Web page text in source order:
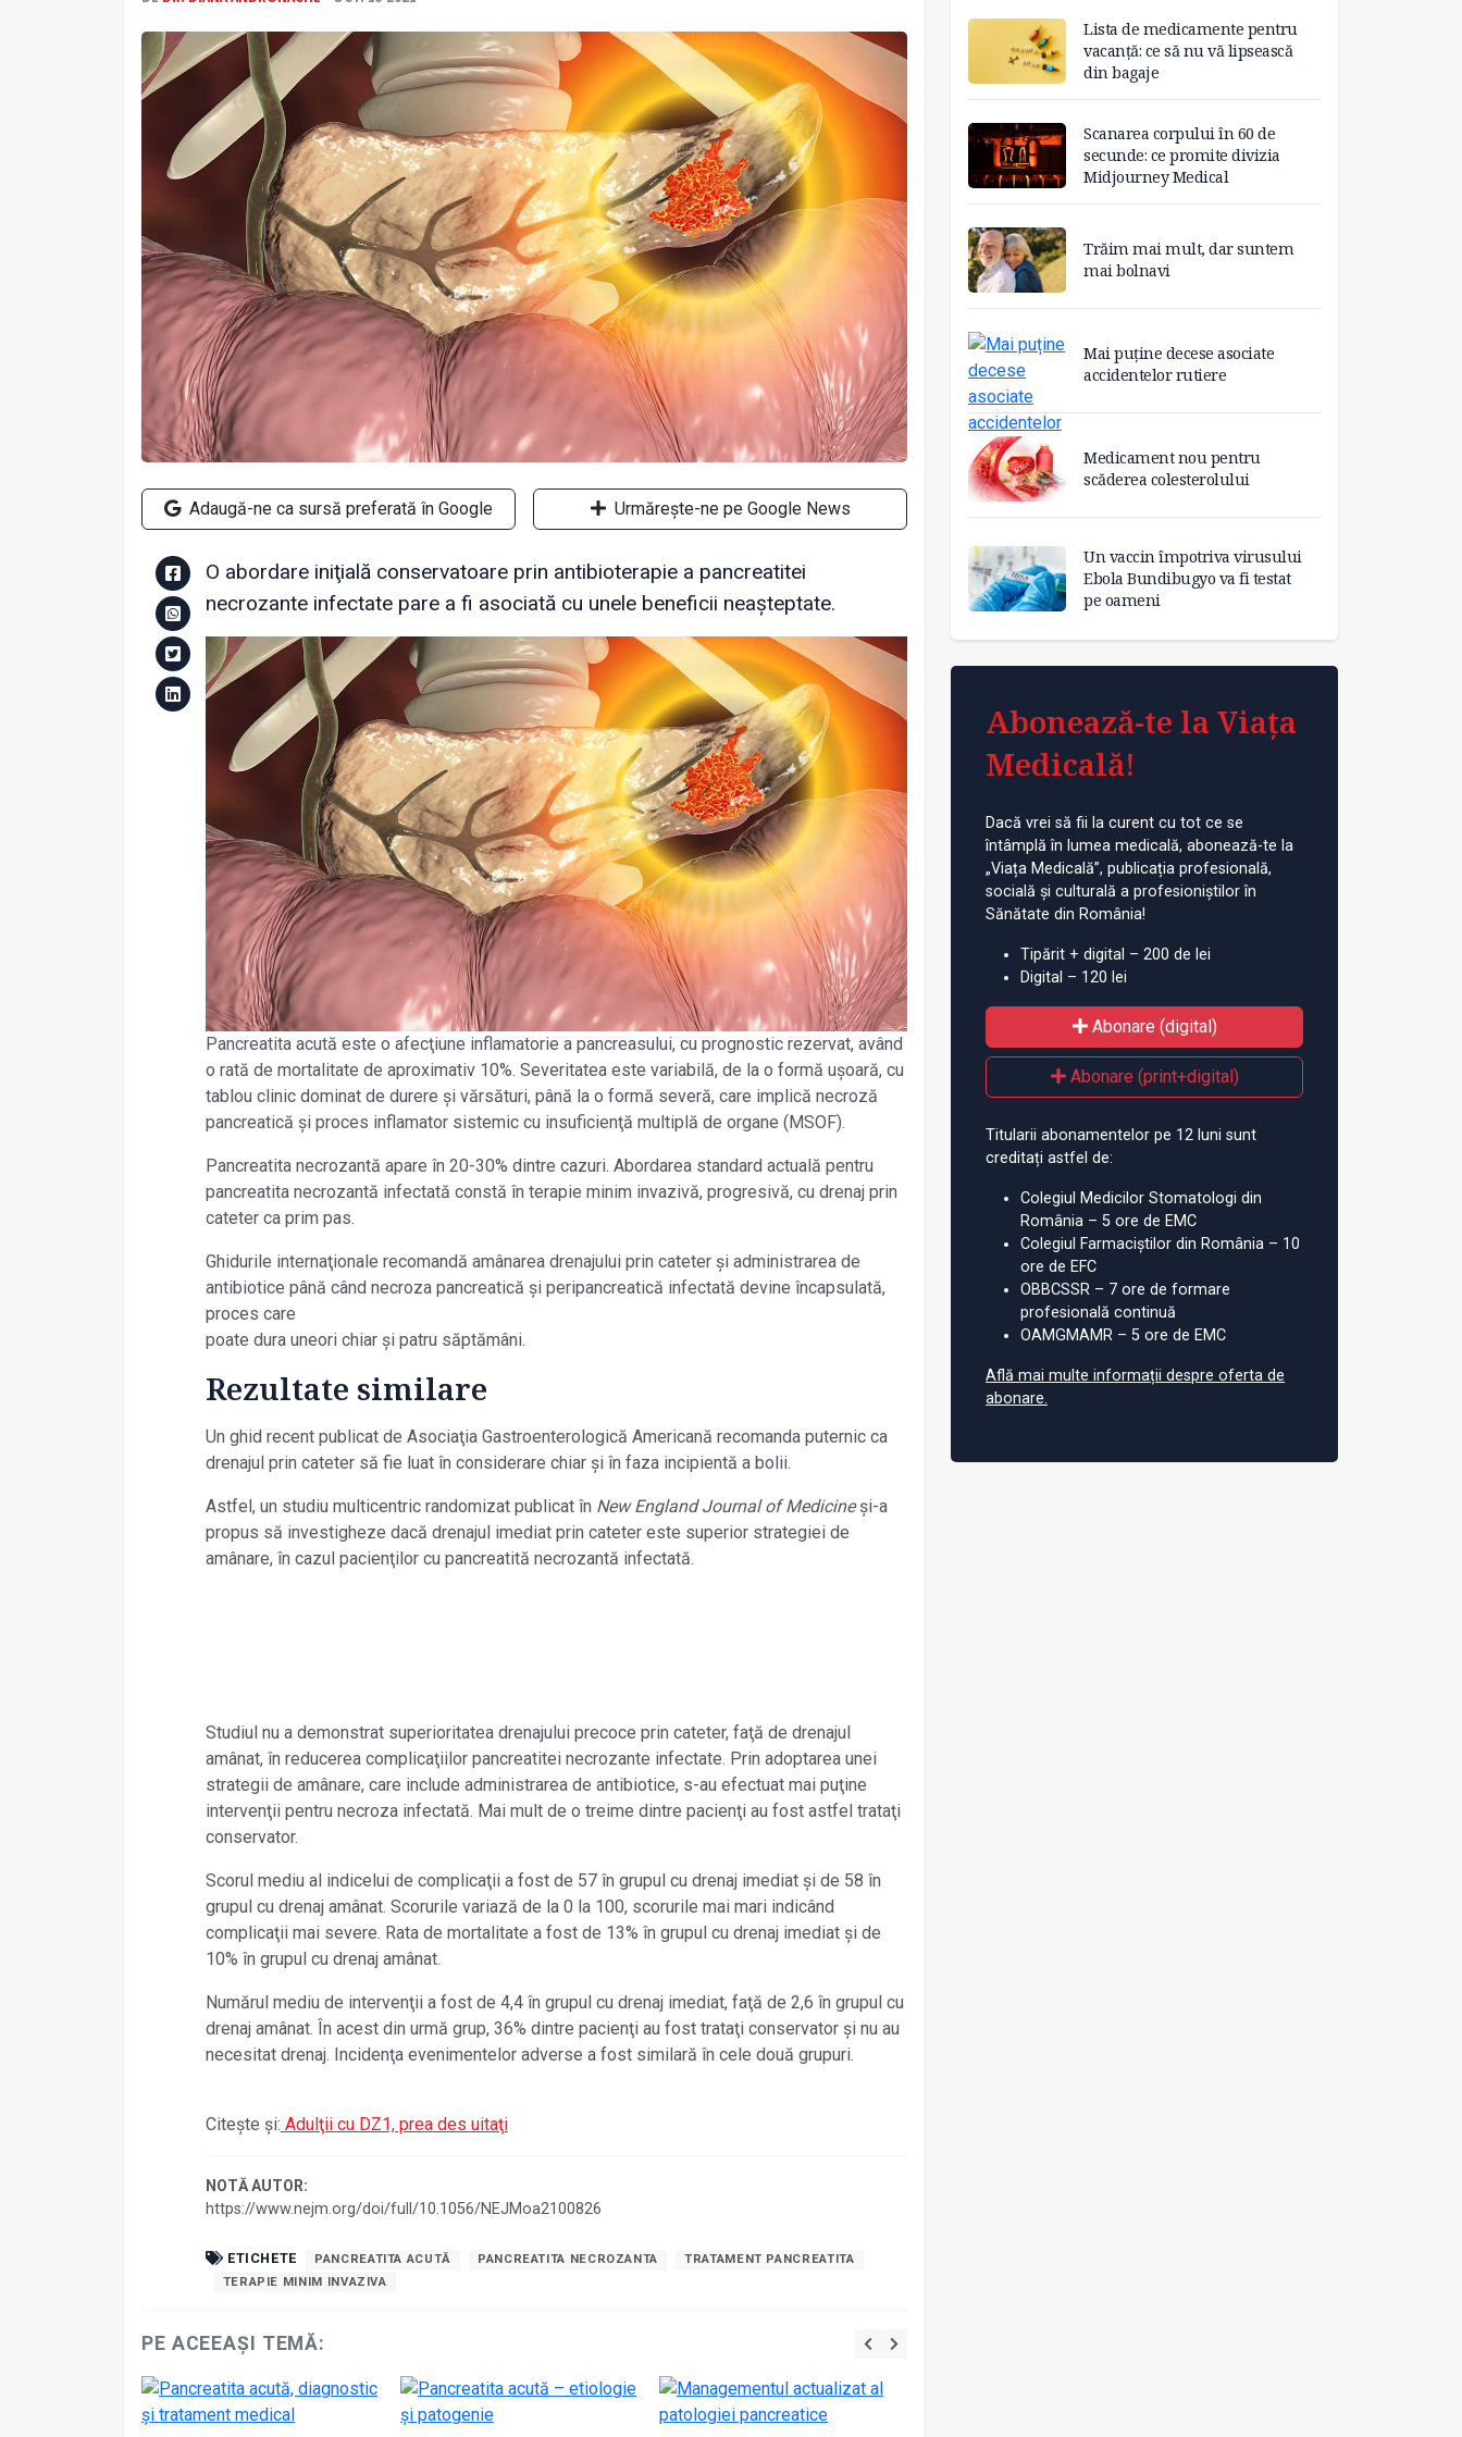
Adaugă-ne ca sursă preferată în Google Urmărește-ne pe Google News
O abordare iniţială conservatoare prin antibioterapie a pancreatitei
necrozante infectate pare a fi asociată cu unele beneficii neașteptate.
Pancreatita acută este o afecţiune inflamatorie a pancreasului, cu prognostic rezervat, având
o rată de mortalitate de aproximativ 10%. Severitatea este variabilă, de la o formă ușoară, cu
tablou clinic dominat de durere și vărsături, până la o formă severă, care implică necroză
pancreatică și proces inflamator sistemic cu insuficienţă multiplă de organe (MSOF).
Pancreatita necrozantă apare în 20-30% dintre cazuri. Abordarea standard actuală pentru
pancreatita necrozantă infectată constă în terapie minim invazivă, progresivă, cu drenaj prin
cateter ca prim pas.
Ghidurile internaţionale recomandă amânarea drenajului prin cateter și administrarea de
antibiotice până când necroza pancreatică și peripancreatică infectată devine încapsulată,
proces care
poate dura uneori chiar și patru săptămâni.
Rezultate similare
Un ghid recent publicat de Asociaţia Gastroenterologică Americană recomanda puternic ca
drenajul prin cateter să fie luat în considerare chiar și în faza incipientă a bolii.
Astfel, un studiu multicentric randomizat publicat în New England Journal of Medicineși-a
propus să investigheze dacă drenajul imediat prin cateter este superior strategiei de
amânare, în cazul pacienţilor cu pancreatită necrozantă infectată.
Studiul nu a demonstrat superioritatea drenajului precoce prin cateter, faţă de drenajul
amânat, în reducerea complicaţiilor pancreatitei necrozante infectate. Prin adoptarea unei
strategii de amânare, care include administrarea de antibiotice, s-au efectuat mai puţine
intervenţii pentru necroza infectată. Mai mult de o treime dintre pacienţi au fost astfel trataţi
conservator.
Scorul mediu al indicelui de complicaţii a fost de 57 în grupul cu drenaj imediat și de 58 în
grupul cu drenaj amânat. Scorurile variază de la 0 la 100, scorurile mai mari indicând
complicaţii mai severe. Rata de mortalitate a fost de 13% în grupul cu drenaj imediat și de
10% în grupul cu drenaj amânat.
Numărul mediu de intervenţii a fost de 4,4 în grupul cu drenaj imediat, faţă de 2,6 în grupul cu
drenaj amânat. În acest din urmă grup, 36% dintre pacienţi au fost trataţi conservator și nu au
necesitat drenaj. Incidenţa evenimentelor adverse a fost similară în cele două grupuri.
Citește și: Adulţii cu DZ1, prea des uitaţi
NOTĂ AUTOR:
https://www.nejm.org/doi/full/10.1056/NEJMoa2100826
ETICHETE PANCREATITA ACUTĂ PANCREATITA NECROZANTA
TRATAMENT PANCREATITA
TERAPIE MINIM INVAZIVA
PE ACEEAȘI TEMĂ:
Lista de medicamente pentru
vacanță: ce să nu vă lipsească
din bagaje
Scanarea corpului în 60 de
secunde: ce promite divizia
Midjourney Medical
Trăim mai mult, dar suntem
mai bolnavi
Mai puține decese asociate
accidentelor rutiere
Medicament nou pentru
scăderea colesterolului
Un vaccin împotriva virusului
Ebola Bundibugyo va fi testat
pe oameni
Abonează-te la Viața
Medicală!
Dacă vrei să fii la curent cu tot ce se
întâmplă în lumea medicală, abonează-te la
„Viața Medicală”, publicația profesională,
socială și culturală a profesioniștilor în
Sănătate din România!
Tipărit + digital – 200 de lei
Digital – 120 lei
Abonare (digital)
Abonare (print+digital)
Titularii abonamentelor pe 12 luni sunt
creditați astfel de:
Colegiul Medicilor Stomatologi din
România – 5 ore de EMC
Colegiul Farmaciștilor din România – 10
ore de EFC
OBBCSSR – 7 ore de formare
profesională continuă
OAMGMAMR – 5 ore de EMC
Află mai multe informații despre oferta de
abonare.